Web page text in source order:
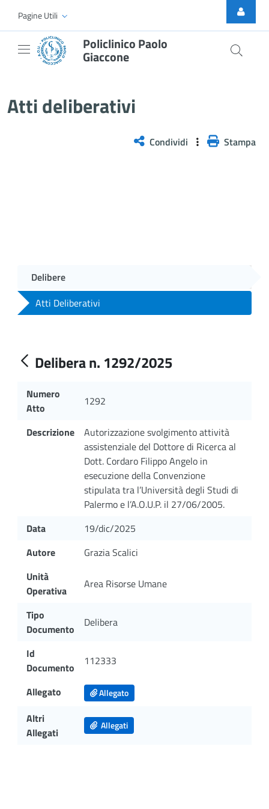
Skip to Main Content
Pagine Utili
Policlinico Paolo
Giaccone
Atti deliberativi
Condividi Stampa
Delibere
Atti Deliberativi
Delibera n. 1292/2025
Numero
Atto
1292
Descrizione
Autorizzazione svolgimento attività
assistenziale del Dottore di Ricerca al
Dott. Cordaro Filippo Angelo in
esecuzione della Convenzione
stipulata tra l’Università degli Studi di
Palermo e l’A.O.U.P. il 27/06/2005.
Data
19/dic/2025
Autore
Grazia Scalici
Unità
Operativa
Area Risorse Umane
Tipo
Documento
Delibera
Id
Documento
112333
Allegato Allegato
Altri
Allegati
Allegati